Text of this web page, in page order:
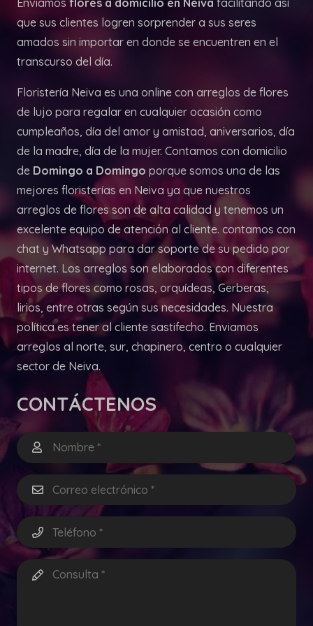
que sus clientes logren sorprender a sus seres
amados sin importar en donde se encuentren en el
transcurso del día.
Floristería Neiva es una online con arreglos de flores
de lujo para regalar en cualquier ocasión como
cumpleaños, día del amor y amistad, aniversarios, día
de la madre, día de la mujer. Contamos con domicilio
de Domingo a Domingo porque somos una de las
mejores floristerías en Neiva ya que nuestros
arreglos de flores son de alta calidad y tenemos un
excelente equipo de atención al cliente. contamos con
chat y Whatsapp para dar soporte de su pedido por
internet. Los arreglos son elaborados con diferentes
tipos de flores como rosas, orquídeas, Gerberas,
lirios, entre otras según sus necesidades. Nuestra
política es tener al cliente sastifecho. Enviamos
arreglos al norte, sur, chapinero, centro o cualquier
sector de Neiva.
CONTÁCTENOS